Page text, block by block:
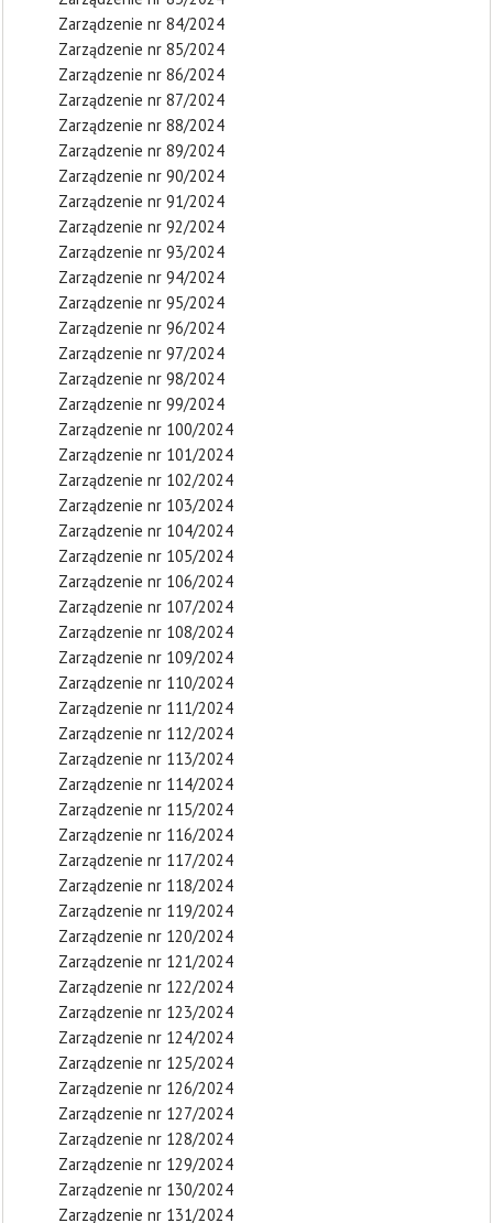
Zarządzenie nr 84/2024
Zarządzenie nr 85/2024
Zarządzenie nr 86/2024
Zarządzenie nr 87/2024
Zarządzenie nr 88/2024
Zarządzenie nr 89/2024
Zarządzenie nr 90/2024
Zarządzenie nr 91/2024
Zarządzenie nr 92/2024
Zarządzenie nr 93/2024
Zarządzenie nr 94/2024
Zarządzenie nr 95/2024
Zarządzenie nr 96/2024
Zarządzenie nr 97/2024
Zarządzenie nr 98/2024
Zarządzenie nr 99/2024
Zarządzenie nr 100/2024
Zarządzenie nr 101/2024
Zarządzenie nr 102/2024
Zarządzenie nr 103/2024
Zarządzenie nr 104/2024
Zarządzenie nr 105/2024
Zarządzenie nr 106/2024
Zarządzenie nr 107/2024
Zarządzenie nr 108/2024
Zarządzenie nr 109/2024
Zarządzenie nr 110/2024
Zarządzenie nr 111/2024
Zarządzenie nr 112/2024
Zarządzenie nr 113/2024
Zarządzenie nr 114/2024
Zarządzenie nr 115/2024
Zarządzenie nr 116/2024
Zarządzenie nr 117/2024
Zarządzenie nr 118/2024
Zarządzenie nr 119/2024
Zarządzenie nr 120/2024
Zarządzenie nr 121/2024
Zarządzenie nr 122/2024
Zarządzenie nr 123/2024
Zarządzenie nr 124/2024
Zarządzenie nr 125/2024
Zarządzenie nr 126/2024
Zarządzenie nr 127/2024
Zarządzenie nr 128/2024
Zarządzenie nr 129/2024
Zarządzenie nr 130/2024
Zarządzenie nr 131/2024